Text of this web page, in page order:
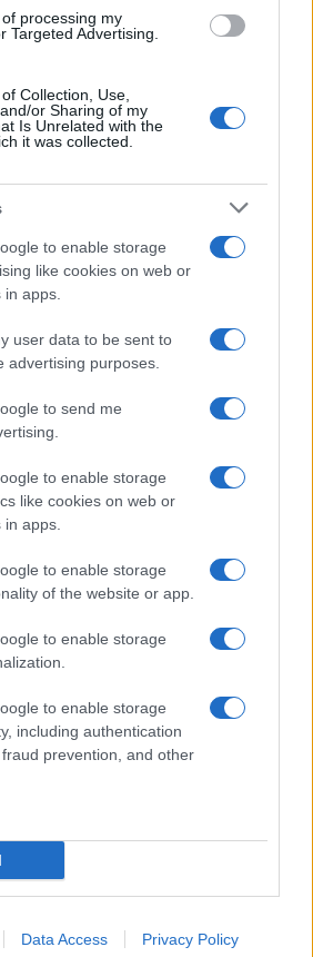
processing my
Targeted Advertising.
Collection, Use,
or Sharing of my
Is Unrelated with the
it was collected.
to enable storage
like cookies on web or
apps.
user data to be sent to
advertising purposes.
to send me
to enable storage
like cookies on web or
apps.
to enable storage
of the website or app.
to enable storage
to enable storage
including authentication
prevention, and other
Data Access Privacy Policy
majica Tadej Pogačar
Za pomoč kmetom zaradi
nepredvidljivih dogodkov do
Ob povečanem številu
podtaknjenih požarov pozivi
občanom k takojšnjemu
vstopnico pravočasno